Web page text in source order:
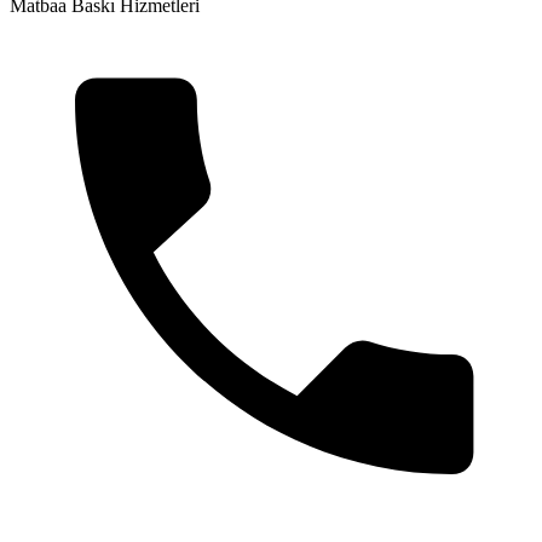
Matbaa Baskı Hizmetleri